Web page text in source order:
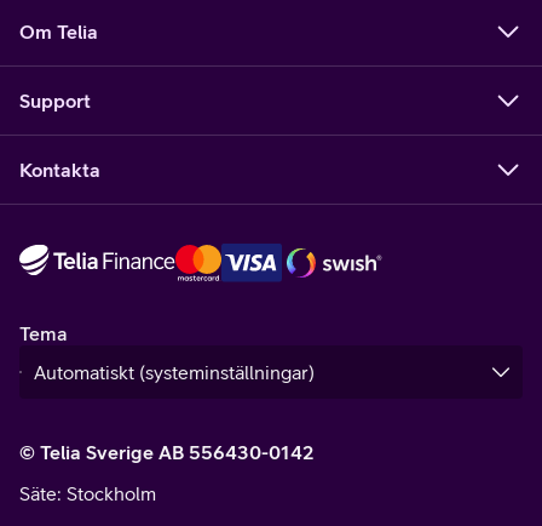
Om Telia
Support
Kontakta
Tema
© Telia Sverige AB 556430-0142
Säte: Stockholm